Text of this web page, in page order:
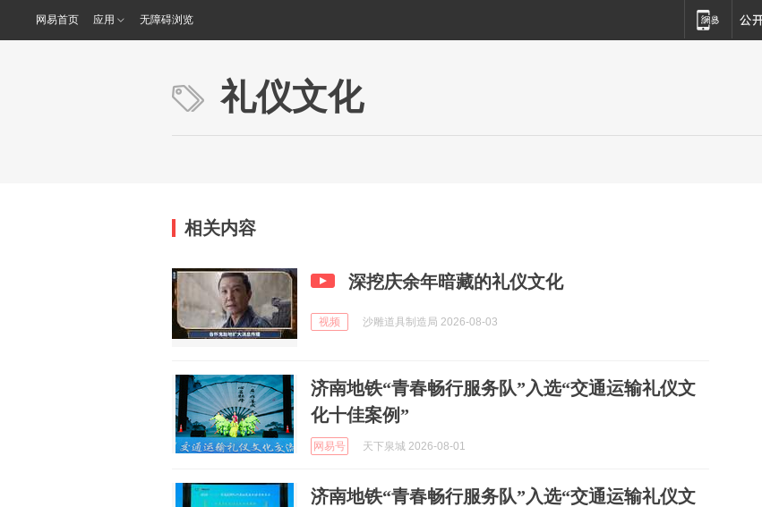
网易首页 应用 无障碍浏览
礼仪文化
相关内容
深挖庆余年暗藏的礼仪文化
视频 沙雕道具制造局 2026-08-03
济南地铁“青春畅行服务队”入选“交通运输礼仪文
化十佳案例”
网易号 天下泉城 2026-08-01
济南地铁“青春畅行服务队”入选“交通运输礼仪文